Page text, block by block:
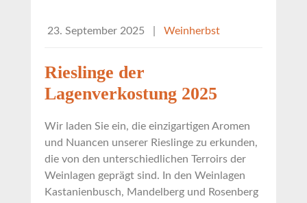
23. September 2025 Weinherbst
Rieslinge der
Lagenverkostung 2025
Wir laden Sie ein, die einzigartigen Aromen
und Nuancen unserer Rieslinge zu erkunden,
die von den unterschiedlichen Terroirs der
Weinlagen geprägt sind. In den Weinlagen
Kastanienbusch, Mandelberg und Rosenberg